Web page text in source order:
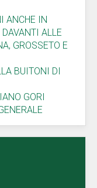
ANCHE IN
ALLE
GROSSETO E
BUITONI DI
GORI